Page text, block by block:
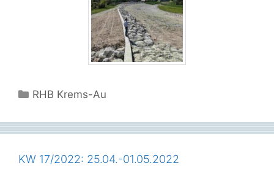
Kategorien
RHB Krems-Au
KW 17/2022: 25.04.-01.05.2022